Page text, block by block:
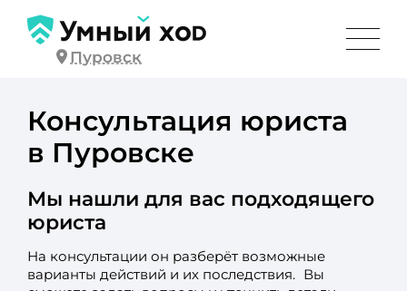
Пуровск
Консультация юриста
в Пуровске
Мы нашли для вас подходящего
юриста
На консультации он разберёт возможные
варианты действий и их последствия. Вы